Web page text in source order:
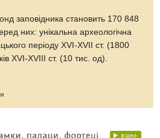
заповідника становить 170 848
них: унікальна археологічна
періоду XVI-XVII ст. (1800
XVI-XVIII ст. (10 тис. од).